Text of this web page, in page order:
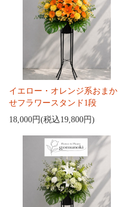
イエロー・オレンジ系おまか
せフラワースタンド1段
18,000円(税込19,800円)